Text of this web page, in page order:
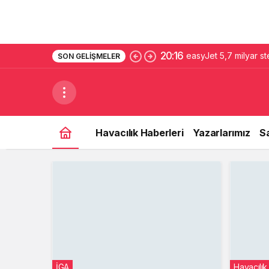
SON GELIŞMELER 20:16 easyJet 5,7 milyar
Havacılık Haberleri Yazarlarımız
İGA